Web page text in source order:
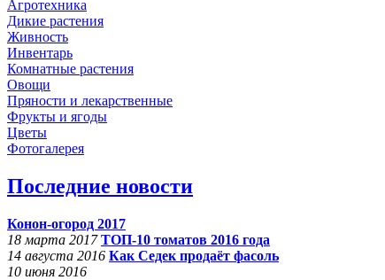
Агротехника
Дикие растения
Живность
Инвентарь
Комнатные растения
Овощи
Пряности и лекарственные
Фрукты и ягоды
Цветы
Фотогалерея
Последние новости
Конон-огород 2017
18 марта 2017 ТОП-10 томатов 2016 года
14 августа 2016 Как Седек продаёт фасоль
10 июня 2016